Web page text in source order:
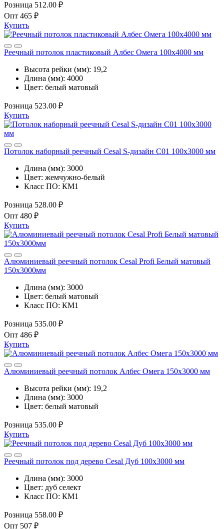
Розница 512.00 ₽
Опт 465 ₽
Купить
Реечный потолок пластиковый Албес Омега 100x4000 мм
Высота рейки (мм): 19,2
Длина (мм): 4000
Цвет: белый матовый
Розница 523.00 ₽
Купить
Потолок наборный реечный Cesal S-дизайн C01 100х3000 мм
Длина (мм): 3000
Цвет: жемчужно-белый
Класс ПО: КМ1
Розница 528.00 ₽
Опт 480 ₽
Купить
Алюминиевый реечный потолок Cesal Profi Белый матовый
150x3000мм
Длина (мм): 3000
Цвет: белый матовый
Класс ПО: КМ1
Розница 535.00 ₽
Опт 486 ₽
Купить
Алюминиевый реечный потолок Албес Омега 150x3000 мм
Высота рейки (мм): 19,2
Длина (мм): 3000
Цвет: белый матовый
Розница 535.00 ₽
Купить
Реечный потолок под дерево Cesal Дуб 100x3000 мм
Длина (мм): 3000
Цвет: дуб селект
Класс ПО: КМ1
Розница 558.00 ₽
Опт 507 ₽